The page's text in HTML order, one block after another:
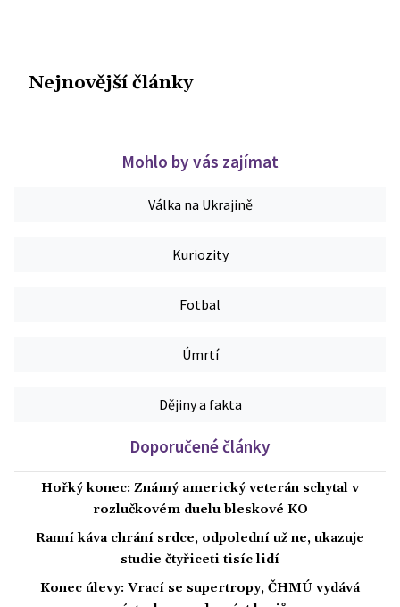
Nejnovější články
Mohlo by vás zajímat
Válka na Ukrajině
Kuriozity
Fotbal
Úmrtí
Dějiny a fakta
Doporučené články
Hořký konec: Známý americký veterán schytal v
rozlučkovém duelu bleskové KO
Ranní káva chrání srdce, odpolední už ne, ukazuje
studie čtyřiceti tisíc lidí
Konec úlevy: Vrací se supertropy, ČHMÚ vydává